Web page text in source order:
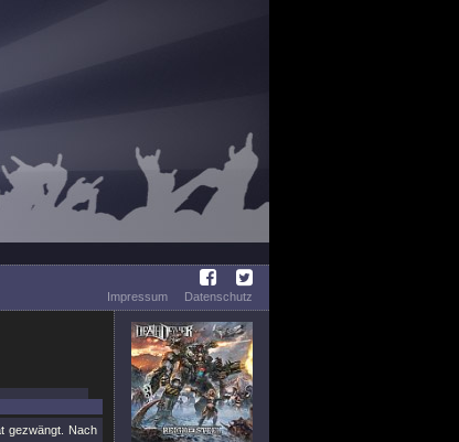
Impressum
Datenschutz
gezwängt. Nach